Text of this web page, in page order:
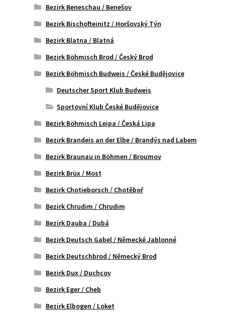
Bezirk Beneschau / Benešov
Bezirk Bischofteinitz / Horšovský Týn
Bezirk Blatna / Blatná
Bezirk Böhmisch Brod / Český Brod
Bezirk Böhmisch Budweis / České Budějovice
Deutscher Sport Klub Budweis
Sportovní Klub České Budějovice
Bezirk Böhmisch Leipa / Česká Lipa
Bezirk Brandeis an der Elbe / Brandýs nad Labem
Bezirk Braunau in Böhmen / Broumov
Bezirk Brüx / Most
Bezirk Chotieborsch / Chotěboř
Bezirk Chrudim / Chrudim
Bezirk Dauba / Dubá
Bezirk Deutsch Gabel / Německé Jablonné
Bezirk Deutschbrod / Německý Brod
Bezirk Dux / Duchcov
Bezirk Eger / Cheb
Bezirk Elbogen / Loket